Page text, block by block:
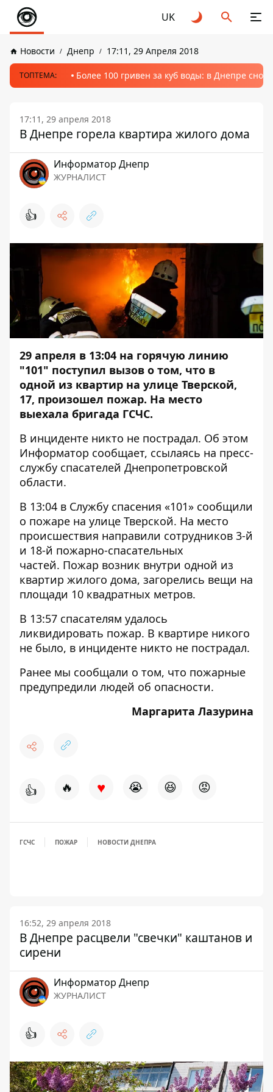
UK
Новости Днепр 17:11, 29 Апреля 2018
ТОПТЕМА: Более 100 гривен за куб воды: в Днепре
17:11, 29 апреля 2018
В Днепре горела квартира жилого дома
Информатор Днепр
ЖУРНАЛИСТ
👍
29 апреля в 13:04 на горячую линию
"101" поступил вызов о том, что в
одной из квартир на улице Тверской,
17, произошел пожар. На место
выехала бригада ГСЧС.
В инциденте никто не пострадал. Об этом
Информатор сообщает, ссылаясь на пресс-
службу спасателей Днепропетровской
области.
В 13:04 в Службу спасения «101» сообщили
о пожаре на улице Тверской. На место
происшествия направили сотрудников 3-й
и 18-й пожарно-спасательных
частей. Пожар возник внутри одной из
квартир жилого дома, загорелись вещи на
площади 10 квадратных метров.
В 13:57 спасателям удалось
ликвидировать пожар. В квартире никого
не было, в инциденте никто не пострадал.
Ранее мы сообщали о том, что пожарные
предупредили людей об опасности.
Маргарита Лазурина
👍 🔥 ♥ 😭 😆 😡
ГСЧС ПОЖАР НОВОСТИ ДНЕПРА
16:52, 29 апреля 2018
В Днепре расцвели "свечки" каштанов и
сирени
Информатор Днепр
ЖУРНАЛИСТ
👍